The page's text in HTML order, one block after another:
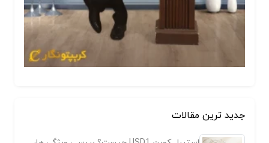
جدید ترین مقالات